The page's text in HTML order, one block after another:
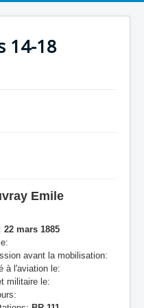
14-18
Emile
22 mars 1885
avant la mobilisation:
à l'aviation le:
militaire le: